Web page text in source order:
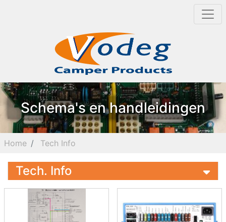
Schema's en handleidingen
Home Tech Info
Tech. Info